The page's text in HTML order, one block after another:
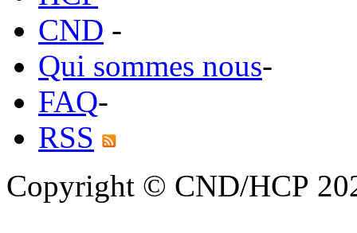
CND -
Qui sommes nous-
FAQ-
RSS
Copyright © CND/HCP